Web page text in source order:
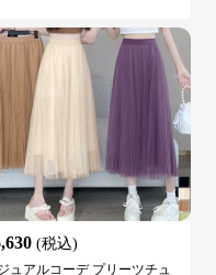
(税込)
ュアルコーデ プリーツチュ